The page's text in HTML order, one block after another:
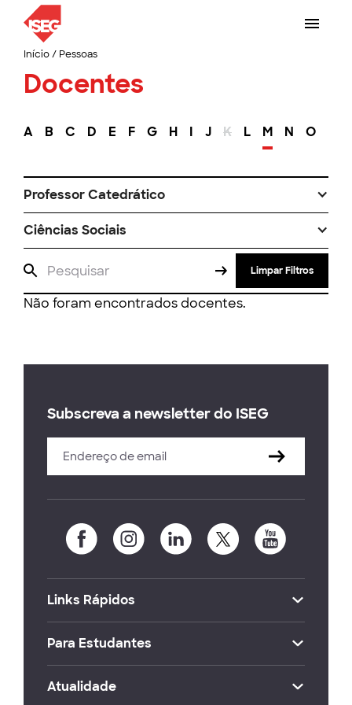
Início/ Pessoas
Docentes
A B C D E F G H I J K L M N O
Professor Catedrático
Ciências Sociais
Limpar Filtros
Não foram encontrados docentes.
Subscreva a newsletter do ISEG
Links Rápidos
Para Estudantes
Atualidade